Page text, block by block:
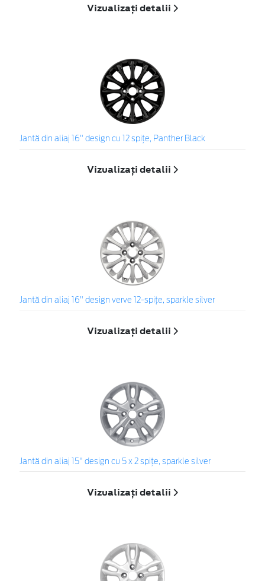
Vizualizați detalii
Jantă din aliaj 16" design cu 12 spiţe, Panther Black
Vizualizați detalii
Jantă din aliaj 16" design verve 12-spiţe, sparkle silver
Vizualizați detalii
Jantă din aliaj 15" design cu 5 x 2 spiţe, sparkle silver
Vizualizați detalii